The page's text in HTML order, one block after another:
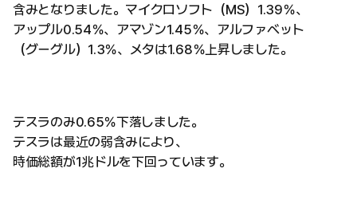
含みとなりました。マイクロソフト（MS）1.39％、
アップル0.54％、アマゾン1.45％、アルファベット
（グーグル）1.3％、メタは1.68％上昇しました。
テスラのみ0.65％下落しました。
テスラは最近の弱含みにより、
時価総額が1兆ドルを下回っています。